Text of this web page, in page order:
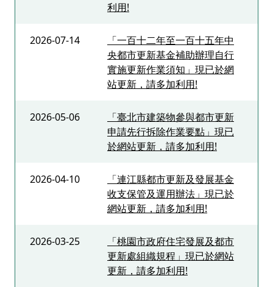
利用!
2026-07-14
「一百十二年至一百十五年中
央都市更新基金補助辦理自行
實施更新作業須知」現已於網
站更新，請多加利用!
2026-05-06
「臺北市建築物參與都市更新
申請先行拆除作業要點」現已
於網站更新，請多加利用!
2026-04-10
「連江縣都市更新及發展基金
收支保管及運用辦法」現已於
網站更新，請多加利用!
2026-03-25
「桃園市政府住宅發展及都市
更新處組織規程」現已於網站
更新，請多加利用!